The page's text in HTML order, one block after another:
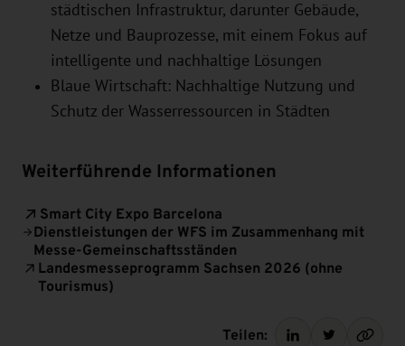
städtischen Infrastruktur, darunter Gebäude,
Netze und Bauprozesse, mit einem Fokus auf
intelligente und nachhaltige Lösungen
Blaue Wirtschaft: Nachhaltige Nutzung und
Schutz der Wasserressourcen in Städten
Weiterführende Informationen
Smart City Expo Barcelona
Dienstleistungen der WFS im Zusammenhang mit
Messe-Gemeinschaftsständen
Landesmesseprogramm Sachsen 2026 (ohne
Tourismus)
Teilen: